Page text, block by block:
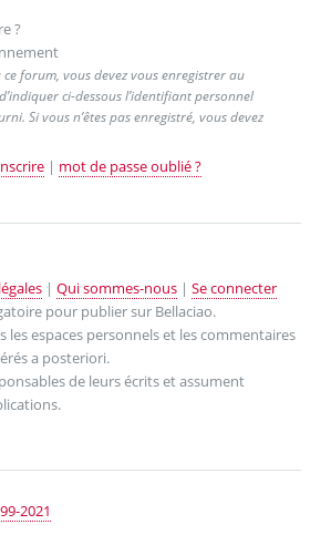
?
forum, vous devez vous enregistrer au
ci-dessous l’identifiant personnel
Si vous n’êtes pas enregistré, vous devez
| mot de passe oublié ?
| Qui sommes-nous| Se connecter
pour publier sur Bellaciao.
les espaces personnels et les commentaires
a posteriori.
de leurs écrits et assument
2021